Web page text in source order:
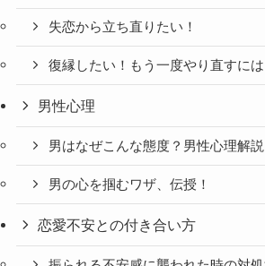
失恋から立ち直りたい！
復縁したい！もう一度やり直すには
男性心理
男はなぜこんな態度？男性心理解説
男の心を掴むワザ、伝授！
恋愛不安との付き合い方